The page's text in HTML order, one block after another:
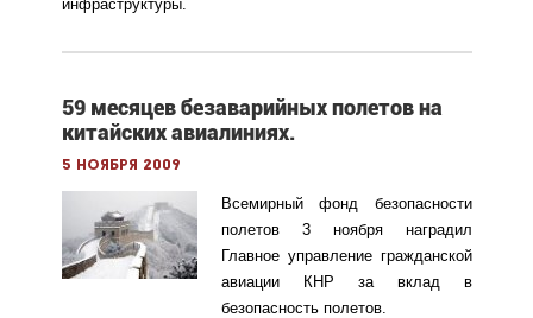
инфраструктуры.
59 месяцев безаварийных полетов на
китайских авиалиниях.
5 ноября 2009
Всемирный фонд безопасности
полетов 3 ноября наградил
Главное управление гражданской
авиации КНР за вклад в
безопасность полетов.